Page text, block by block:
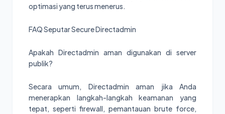
optimasi yang terus menerus.
FAQ Seputar Secure Directadmin
Apakah Directadmin aman digunakan di server
publik?
Secara umum, Directadmin aman jika Anda
menerapkan langkah-langkah keamanan yang
tepat, seperti firewall, pemantauan brute force,